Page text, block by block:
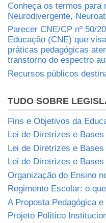
Conheça os termos para
Neurodivergente,
Parecer CNE/CP nº 50/
Educação (CNE) que
práticas pedagógicas
transtorno do espectro
Recursos públicos
TUDO SOBRE
Fins e Objetivos da
Lei de Diretrizes e Bases
Lei de Diretrizes e Bases
Lei de Diretrizes e Bases
Organização do Ensino
Regimento Escolar: o
A Proposta Pedagógica
Projeto Político